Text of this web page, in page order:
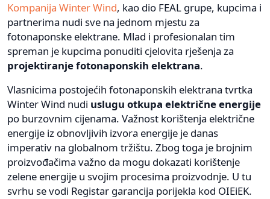
Kompanija Winter Wind, kao dio FEAL grupe, kupcima i
partnerima nudi sve na jednom mjestu za
fotonaponske elektrane. Mlad i profesionalan tim
spreman je kupcima ponuditi cjelovita rješenja za
projektiranje fotonaponskih elektrana.
Vlasnicima postojećih fotonaponskih elektrana tvrtka
Winter Wind nudi uslugu otkupa električne energije
po burzovnim cijenama. Važnost korištenja električne
energije iz obnovljivih izvora energije je danas
imperativ na globalnom tržištu. Zbog toga je brojnim
proizvođačima važno da mogu dokazati korištenje
zelene energije u svojim procesima proizvodnje. U tu
svrhu se vodi Registar garancija porijekla kod OIEiEK.